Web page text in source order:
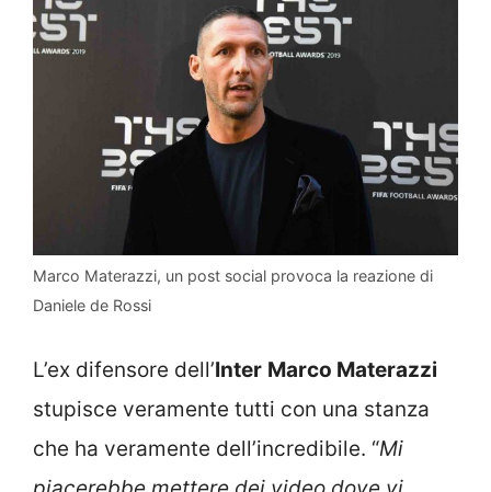
Marco Materazzi, un post social provoca la reazione di
Daniele de Rossi
L’ex difensore dell’Inter Marco Materazzi
stupisce veramente tutti con una stanza
che ha veramente dell’incredibile. “Mi